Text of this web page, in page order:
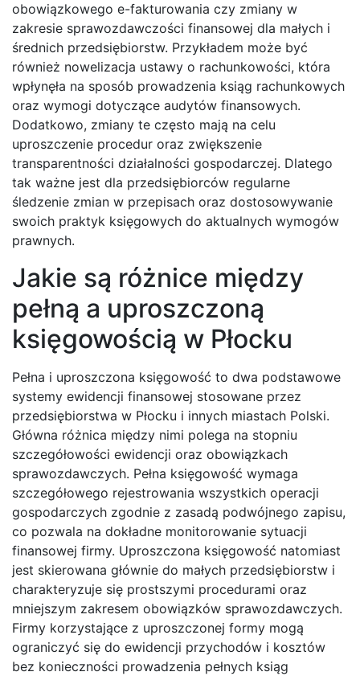
obowiązkowego e-fakturowania czy zmiany w
zakresie sprawozdawczości finansowej dla małych i
średnich przedsiębiorstw. Przykładem może być
również nowelizacja ustawy o rachunkowości, która
wpłynęła na sposób prowadzenia ksiąg rachunkowych
oraz wymogi dotyczące audytów finansowych.
Dodatkowo, zmiany te często mają na celu
uproszczenie procedur oraz zwiększenie
transparentności działalności gospodarczej. Dlatego
tak ważne jest dla przedsiębiorców regularne
śledzenie zmian w przepisach oraz dostosowywanie
swoich praktyk księgowych do aktualnych wymogów
prawnych.
Jakie są różnice między
pełną a uproszczoną
księgowością w Płocku
Pełna i uproszczona księgowość to dwa podstawowe
systemy ewidencji finansowej stosowane przez
przedsiębiorstwa w Płocku i innych miastach Polski.
Główna różnica między nimi polega na stopniu
szczegółowości ewidencji oraz obowiązkach
sprawozdawczych. Pełna księgowość wymaga
szczegółowego rejestrowania wszystkich operacji
gospodarczych zgodnie z zasadą podwójnego zapisu,
co pozwala na dokładne monitorowanie sytuacji
finansowej firmy. Uproszczona księgowość natomiast
jest skierowana głównie do małych przedsiębiorstw i
charakteryzuje się prostszymi procedurami oraz
mniejszym zakresem obowiązków sprawozdawczych.
Firmy korzystające z uproszczonej formy mogą
ograniczyć się do ewidencji przychodów i kosztów
bez konieczności prowadzenia pełnych ksiąg